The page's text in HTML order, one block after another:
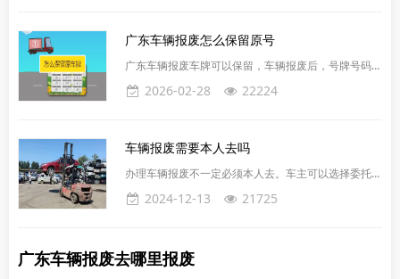
排放标准的老旧燃油类型乘用车并购买2.0升及以下排
量的燃油类型乘用车，可以申领15000元的一次性定额
补贴；上述补贴均以现金形式进行发放。
广东车辆报废怎么保留原号
广东车辆报废车牌可以保留，车辆报废后，号牌号码被
收回，机动车所有人购买新车后，需要另外选择新的号
牌号码。但是有的车辆所有人希望继续使用原来的号牌
原号牌号码，也可以重新选择新的号牌号码。原车主或
单位所有人超过2年未提出继续使用号牌号码申请的，
车辆管理所收回此机动车号牌并重新启用。车辆报废前
涉及道路交通安全
2026-02-28 22224
车辆报废需要本人去吗
办理车辆报废不一定必须本人去。车主可以选择委托他
人办理，但需要提供代理人的身份证和车主的书面授权
委托书。在申请车辆报废时，需携带行驶证、登记证
理。代办人需要携带必要的文件，包括但不限于：本人
2024-12-13 21725
广东车辆报废去哪里报废